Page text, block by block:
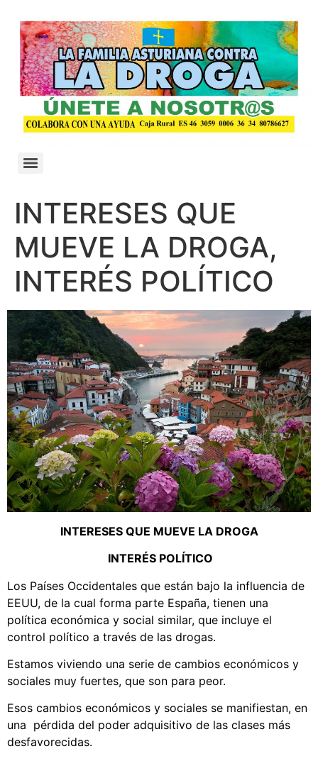
INTERESES QUE
MUEVE LA DROGA,
INTERÉS POLÍTICO
INTERESES QUE MUEVE LA DROGA
INTERÉS POLÍTICO
Los Países Occidentales que están bajo la influencia de
EEUU, de la cual forma parte España, tienen una
política económica y social similar, que incluye el
control político a través de las drogas.
Estamos viviendo una serie de cambios económicos y
sociales muy fuertes, que son para peor.
Esos cambios económicos y sociales se manifiestan, en
una pérdida del poder adquisitivo de las clases más
desfavorecidas.